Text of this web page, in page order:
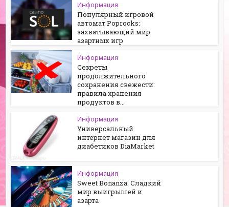
Информация
Популярный игровой
автомат Poprocks:
захватывающий мир
азартных игр
Информация
Секреты
продолжительного
сохранения свежести:
правила хранения
продуктов в...
Информация
Универсальный
интернет магазин для
диабетиков DiaMarket
Информация
Sweet Bonanza: Сладкий
мир выигрышей и
азарта